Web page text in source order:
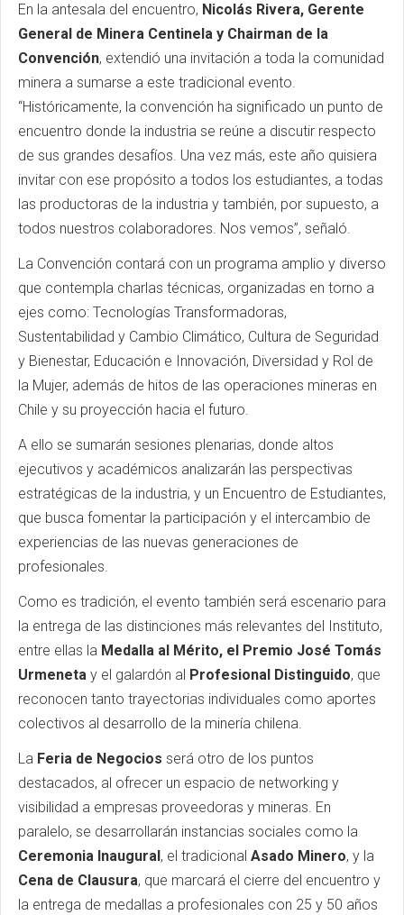
En la antesala del encuentro, Nicolás Rivera, Gerente
General de Minera Centinela y Chairman de la
Convención, extendió una invitación a toda la comunidad
minera a sumarse a este tradicional evento.
“Históricamente, la convención ha significado un punto de
encuentro donde la industria se reúne a discutir respecto
de sus grandes desafíos. Una vez más, este año quisiera
invitar con ese propósito a todos los estudiantes, a todas
las productoras de la industria y también, por supuesto, a
todos nuestros colaboradores. Nos vemos”, señaló.
La Convención contará con un programa amplio y diverso
que contempla charlas técnicas, organizadas en torno a
ejes como: Tecnologías Transformadoras,
Sustentabilidad y Cambio Climático, Cultura de Seguridad
y Bienestar, Educación e Innovación, Diversidad y Rol de
la Mujer, además de hitos de las operaciones mineras en
Chile y su proyección hacia el futuro.
A ello se sumarán sesiones plenarias, donde altos
ejecutivos y académicos analizarán las perspectivas
estratégicas de la industria, y un Encuentro de Estudiantes,
que busca fomentar la participación y el intercambio de
experiencias de las nuevas generaciones de
profesionales.
Como es tradición, el evento también será escenario para
la entrega de las distinciones más relevantes del Instituto,
entre ellas la Medalla al Mérito, el Premio José Tomás
Urmeneta y el galardón al Profesional Distinguido, que
reconocen tanto trayectorias individuales como aportes
colectivos al desarrollo de la minería chilena.
La Feria de Negocios será otro de los puntos
destacados, al ofrecer un espacio de networking y
visibilidad a empresas proveedoras y mineras. En
paralelo, se desarrollarán instancias sociales como la
Ceremonia Inaugural , el tradicional Asado Minero, y la
Cena de Clausura, que marcará el cierre del encuentro y
la entrega de medallas a profesionales con 25 y 50 años